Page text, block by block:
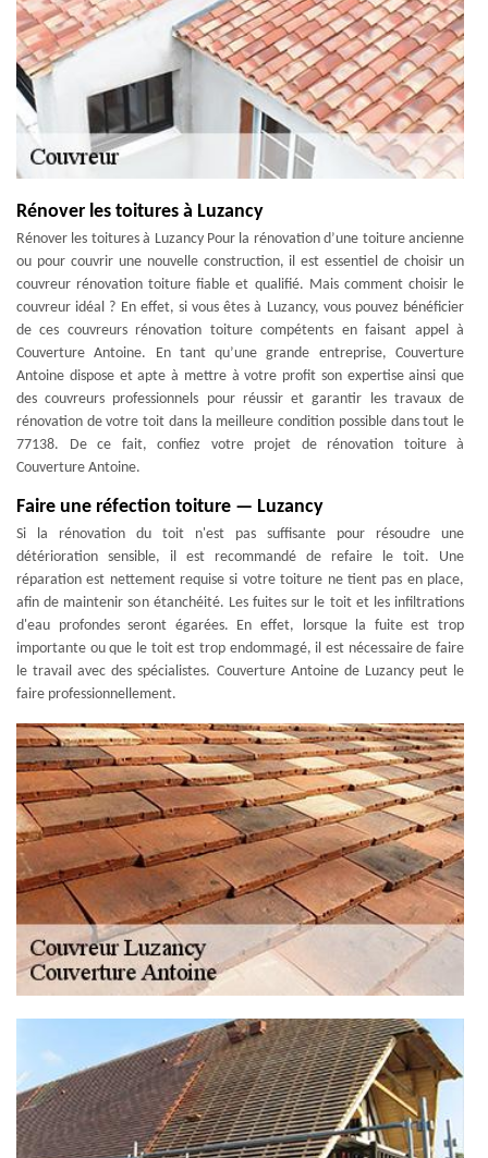
Rénover les toitures à Luzancy
Rénover les toitures à Luzancy Pour la rénovation d’une toiture ancienne
ou pour couvrir une nouvelle construction, il est essentiel de choisir un
couvreur rénovation toiture fiable et qualifié. Mais comment choisir le
couvreur idéal ? En effet, si vous êtes à Luzancy, vous pouvez bénéficier
de ces couvreurs rénovation toiture compétents en faisant appel à
Couverture Antoine. En tant qu’une grande entreprise, Couverture
Antoine dispose et apte à mettre à votre profit son expertise ainsi que
des couvreurs professionnels pour réussir et garantir les travaux de
rénovation de votre toit dans la meilleure condition possible dans tout le
77138. De ce fait, confiez votre projet de rénovation toiture à
Couverture Antoine.
Faire une réfection toiture — Luzancy
Si la rénovation du toit n'est pas suffisante pour résoudre une
détérioration sensible, il est recommandé de refaire le toit. Une
réparation est nettement requise si votre toiture ne tient pas en place,
afin de maintenir son étanchéité. Les fuites sur le toit et les infiltrations
d'eau profondes seront égarées. En effet, lorsque la fuite est trop
importante ou que le toit est trop endommagé, il est nécessaire de faire
le travail avec des spécialistes. Couverture Antoine de Luzancy peut le
faire professionnellement.